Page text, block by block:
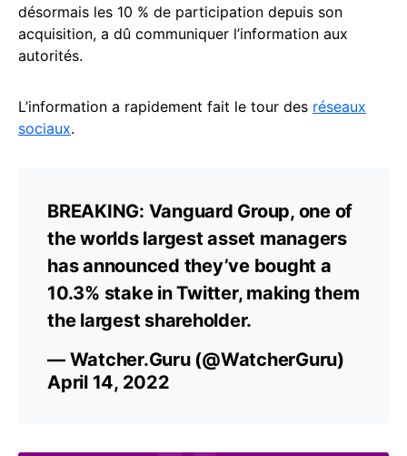
désormais les 10 % de participation depuis son
acquisition, a dû communiquer l’information aux
autorités.
L’information a rapidement fait le tour des réseaux
sociaux.
BREAKING: Vanguard Group, one of
the worlds largest asset managers
has announced they’ve bought a
10.3% stake in Twitter, making them
the largest shareholder.
— Watcher.Guru (@WatcherGuru)
April 14, 2022